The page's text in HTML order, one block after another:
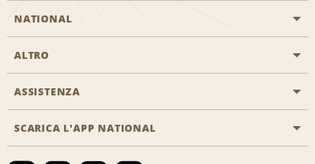
NATIONAL
Inizia una prenotazione
Programmi business
ALTRO
Offerte di lavoro
ASSISTENZA
Accessibilità
Contatti
SCARICA L'APP NATIONAL